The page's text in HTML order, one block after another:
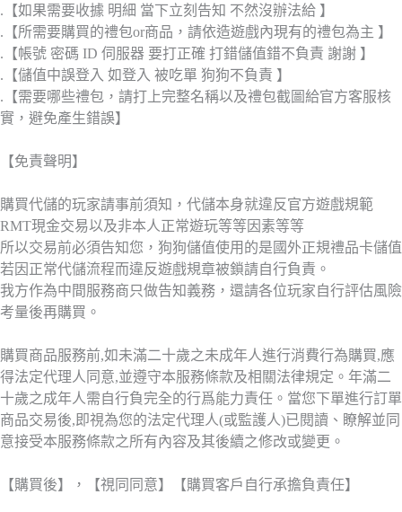
.【如果需要收據 明細 當下立刻告知 不然沒辦法給 】
.【所需要購買的禮包or商品，請依造遊戲內現有的禮包為主 】
.【帳號 密碼 ID 伺服器 要打正確 打錯儲值錯不負責 謝謝 】
.【儲值中誤登入 如登入 被吃單 狗狗不負責 】
.【需要哪些禮包，請打上完整名稱以及禮包截圖給官方客服核
實，避免產生錯誤】
【免責聲明】
購買代儲的玩家請事前須知，代儲本身就違反官方遊戲規範
RMT現金交易以及非本人正常遊玩等等因素等等
所以交易前必須告知您，狗狗儲值使用的是國外正規禮品卡儲值
若因正常代儲流程而違反遊戲規章被鎖請自行負責。
我方作為中間服務商只做告知義務，還請各位玩家自行評估風險
考量後再購買。
購買商品服務前,如未滿二十歲之未成年人進行消費行為購買,應
得法定代理人同意,並遵守本服務條款及相關法律規定。年滿二
十歲之成年人需自行負完全的行爲能力責任。當您下單進行訂單
商品交易後,即視為您的法定代理人(或監護人)已閱讀、瞭解並同
意接受本服務條款之所有內容及其後續之修改或變更。
【購買後】，【視同同意】【購買客戶自行承擔負責任】